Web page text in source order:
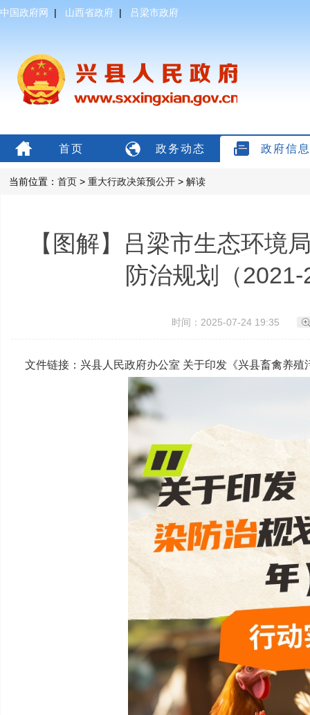
中国政府网 | 山西省政府 | 吕梁市政府
首页 政务动态 政府信
当前位置： 首页 > 重大行政决策预公开 > 解读
【图解】吕梁市生态环境
防治规划（
时间：2025-07-24 19:35
文件链接： 兴县人民政府办公室 关于印发《兴县畜禽养殖